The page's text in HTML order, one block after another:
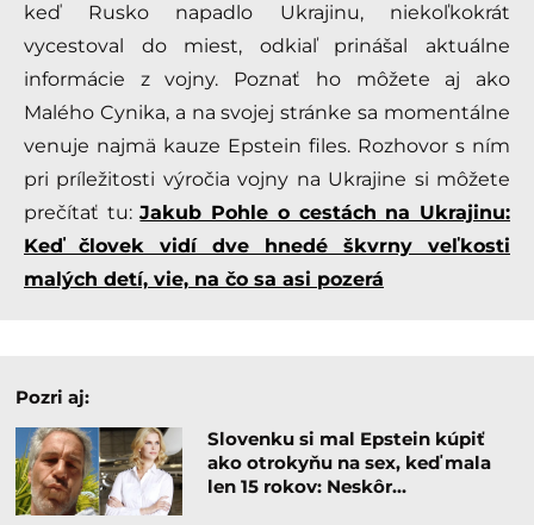
keď Rusko napadlo Ukrajinu, niekoľkokrát
vycestoval do miest, odkiaľ prinášal aktuálne
informácie z vojny. Poznať ho môžete aj ako
Malého Cynika, a na svojej stránke sa momentálne
venuje najmä kauze Epstein files. Rozhovor s ním
pri príležitosti výročia vojny na Ukrajine si môžete
prečítať tu:Jakub Pohle o cestách na Ukrajinu:
Keď človek vidí dve hnedé škvrny veľkosti
malých detí, vie, na čo sa asi pozerá
Pozri aj:
Slovenku si mal Epstein kúpiť
ako otrokyňu na sex, keď mala
len 15 rokov: Neskôr…